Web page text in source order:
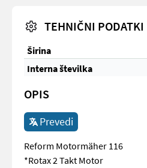
TEHNIČNI PODATKI
Širina
Interna številka
OPIS
Prevedi
Reform Motormäher 116
*Rotax 2 Takt Motor